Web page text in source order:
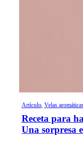
Artículo, Velas
Receta para
Una sorpresa